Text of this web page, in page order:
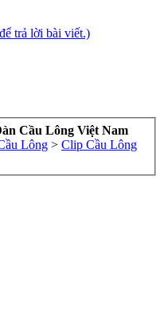
trả lời bài viết.)
Cầu Lông Việt Nam
Lông > Clip Cầu Lông